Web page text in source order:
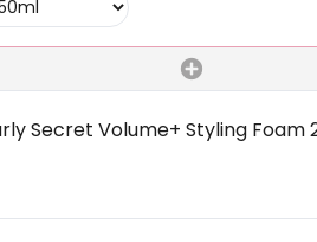
Secret Volume+ Styling Foam